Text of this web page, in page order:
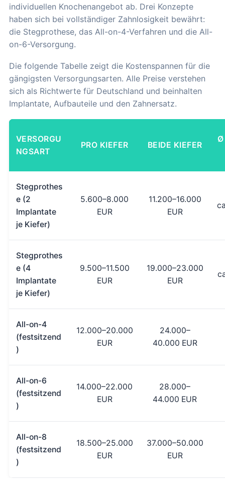
individuellen Knochenangebot ab. Drei Konzepte
haben sich bei vollständiger Zahnlosigkeit bewährt:
die Stegprothese, das All-on-4-Verfahren und die All-
on-6-Versorgung.
Die folgende Tabelle zeigt die Kostenspannen für die
gängigsten Versorgungsarten. Alle Preise verstehen
sich als Richtwerte für Deutschland und beinhalten
Implantate, Aufbauteile und den Zahnersatz.
VERSORGU
NGSART
PRO KIEFER BEIDE KIEFER
Ø
Stegprothes
e (2
Implantate
je Kiefer)
5.600–8.000
EUR
11.200–16.000
EUR
Stegprothes
e (4
Implantate
je Kiefer)
9.500–11.500
EUR
19.000–23.000
EUR
All-on-4
(festsitzend
)
12.000–20.000
EUR
24.000–
40.000 EUR
All-on-6
(festsitzend
)
14.000–22.000
EUR
28.000–
44.000 EUR
All-on-8
(festsitzend
)
18.500–25.000
EUR
37.000–50.000
EUR